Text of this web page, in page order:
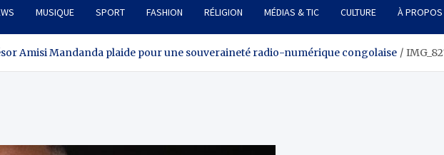
MUSIQUE SPORT FASHION RÉLIGION MÉDIAS & TIC CULTURE À PROPOS
Amisi Mandanda plaide pour une souveraineté radio-numérique congolaise